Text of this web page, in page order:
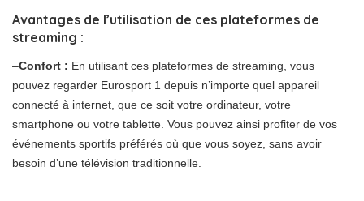
Avantages de l’utilisation de ces plateformes de
streaming :
–Confort : En utilisant ces plateformes de streaming, vous
pouvez regarder Eurosport 1 depuis n’importe quel appareil
connecté à internet, que ce soit votre ordinateur, votre
smartphone ou votre tablette. Vous pouvez ainsi profiter de vos
événements sportifs préférés où que vous soyez, sans avoir
besoin d’une télévision traditionnelle.